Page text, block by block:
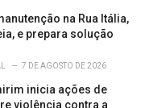
na Rua Itália,
e prepara solução
7 DE AGOSTO DE 2026
inicia ações de
violência contra a